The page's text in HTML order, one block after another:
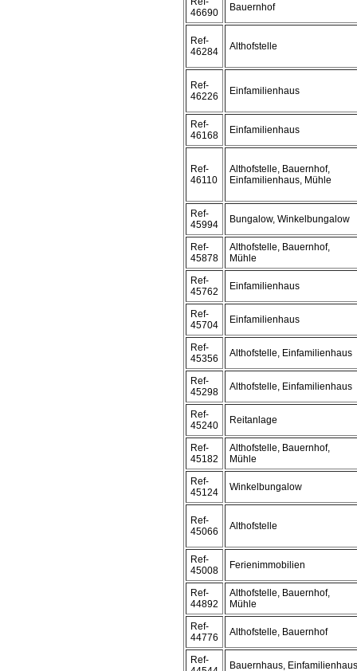
46690
Bauernhof
Ref-
46284
Althofstelle
Ref-
46226
Einfamilienhaus
Ref-
46168
Einfamilienhaus
Ref-
46110
Althofstelle, Bauernhof,
Einfamilienhaus, Mühle
Ref-
45994
Bungalow, Winkelbungalow
Ref-
45878
Althofstelle, Bauernhof,
Mühle
Ref-
45762
Einfamilienhaus
Ref-
45704
Einfamilienhaus
Ref-
45356
Althofstelle, Einfamilienhaus
Ref-
45298
Althofstelle, Einfamilienhaus
Ref-
45240
Reitanlage
Ref-
45182
Althofstelle, Bauernhof,
Mühle
Ref-
45124
Winkelbungalow
Ref-
45066
Althofstelle
Ref-
45008
Ferienimmobilien
Ref-
44892
Althofstelle, Bauernhof,
Mühle
Ref-
44776
Althofstelle, Bauernhof
Ref-
Bauernhaus, Einfamilienhaus